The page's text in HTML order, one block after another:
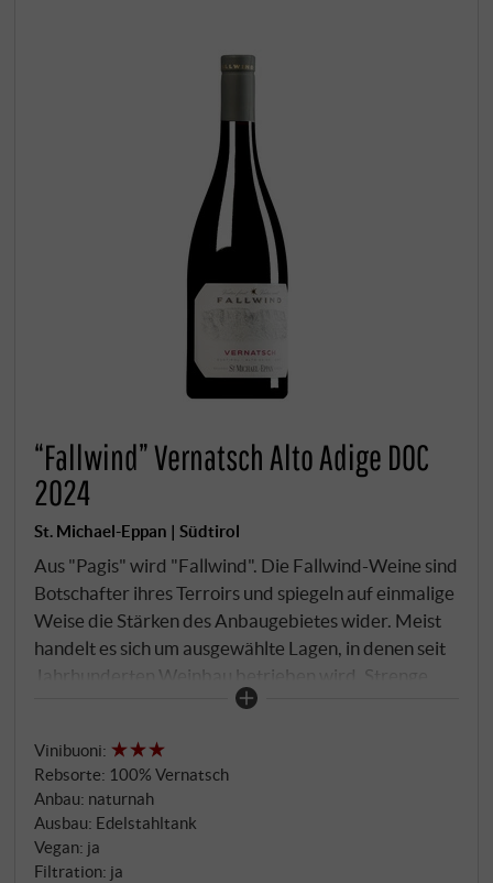
“Fallwind” Vernatsch Alto Adige DOC
2024
St. Michael-Eppan | Südtirol
Aus "Pagis" wird "Fallwind". Die Fallwind-Weine sind
Botschafter ihres Terroirs und spiegeln auf einmalige
Weise die Stärken des Anbaugebietes wider. Meist
handelt es sich um ausgewählte Lagen, in denen seit
Jahrhunderten Weinbau betrieben wird. Strenge
Qualitätsrichtlinien, geringe Erträge, intensive
individueller Ausbau im Keller machen sie zu dem,
was sie sind: Charaktervolle, präzise und einzigartige
Weine, die mit ihrer Sortencharakteristik jeden
Genießer überzeugen.
Vinibuoni:
Rebsorte: 100% Vernatsch
Anbau: naturnah
Ausbau: Edelstahltank
Vegan: ja
Filtration: ja